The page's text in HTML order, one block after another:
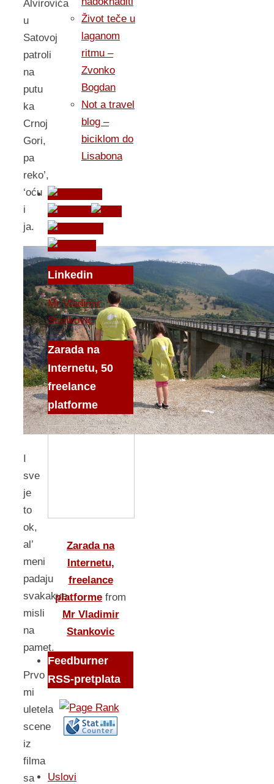
Alvirovića
u
Satovoj
patroli
na
putu
ka
Crnoj
Gori,
pa
reko’,
‘oću
i
ja.
I
sve
je
to
ok,
al’
meni
padaju
svakakve
misli
na
pamet.
Prvo
mi
uletela
scene
iz
filma
sa
Život teče u
laganom
ritmu –
Zvonko
Bogdan
Not a travel
blog –
biciklom do
Lisabona
Linkedin
Mr Vladimir
Stankovic
Zarada na
Internetu, 50
freelance
platforme
Zarada na
Internetu,
freelance
platforme from
Mr Vladimir
Stankovic
Feedburner
RSS-pretplata
Uslovi